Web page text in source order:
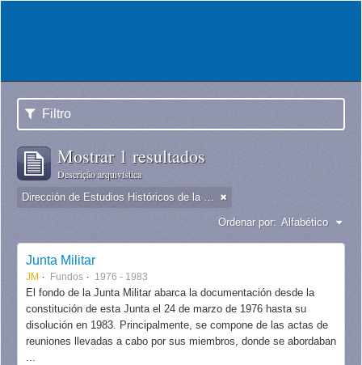
Filtro
Mostrar 1 resultados
Descrição arquivística
Dirección de Estudios Históricos de la Fuerza Aérea
Ordenar por: Alfabético
Junta Militar
JM Fundos 1976 - 1983
El fondo de la Junta Militar abarca la documentación desde la
constitución de esta Junta el 24 de marzo de 1976 hasta su
disolución en 1983. Principalmente, se compone de las actas de
reuniones llevadas a cabo por sus miembros, donde se abordaban
...